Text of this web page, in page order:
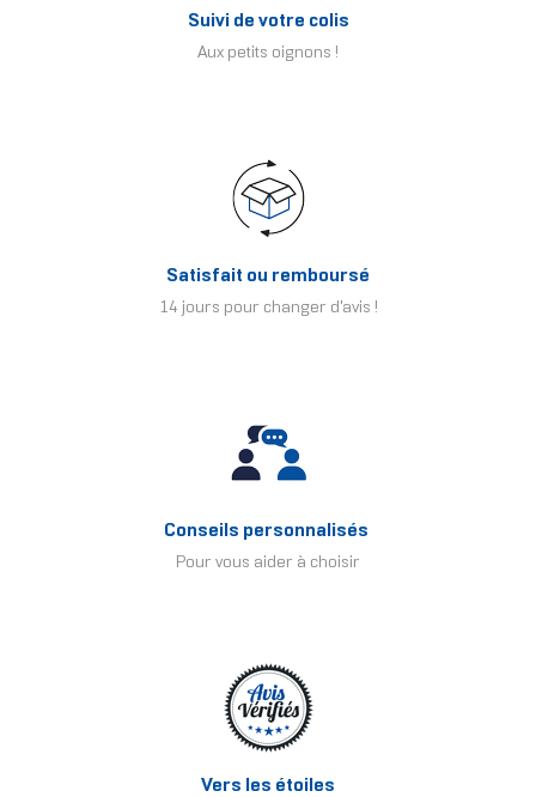
Suivi de votre colis
Aux petits oignons !
Satisfait ou remboursé
14 jours pour changer d'avis !
Conseils personnalisés
Pour vous aider à choisir
Vers les étoiles